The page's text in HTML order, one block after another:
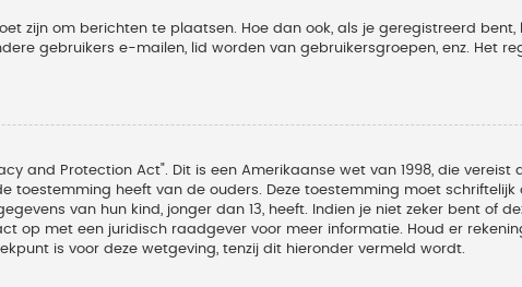
zijn om berichten te plaatsen. Hoe dan ook, als je geregistreerd bent,
gebruikers e-mailen, lid worden van gebruikersgroepen, enz. Het
and Protection Act". Dit is een Amerikaanse wet van 1998, die
toestemming heeft van de ouders. Deze toestemming moet
van hun kind, jonger dan 13, heeft. Indien je niet zeker bent of
op met een juridisch raadgever voor meer informatie. Houd er
is voor deze wetgeving, tenzij dit hieronder vermeld wordt.